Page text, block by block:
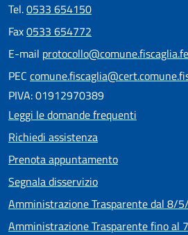
Tel.0533 654150
Fax0533 654772
E-mail
PEC
PIVA: 01912970389
Leggi le domande frequenti
Richiedi assistenza
Prenota appuntamento
Segnala disservizio
Amministrazione Trasparente dal 8/
Amministrazione Trasparente fino al